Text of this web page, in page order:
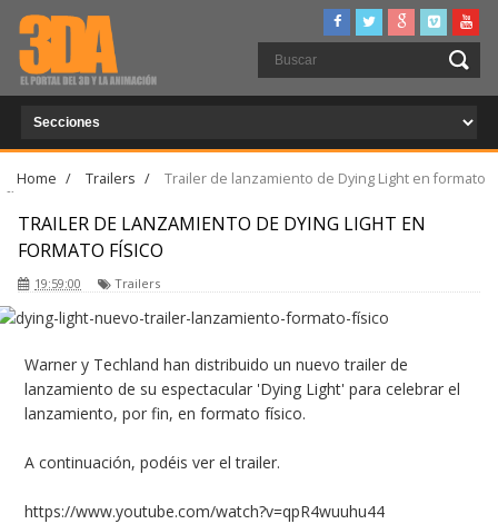
Home / Trailers /
Trailer de lanzamiento de Dying Light en formato
físico
TRAILER DE LANZAMIENTO DE DYING LIGHT EN
FORMATO FÍSICO
19:59:00 Trailers
Warner y Techland han distribuido un nuevo trailer de
lanzamiento de su espectacular 'Dying Light' para celebrar el
lanzamiento, por fin, en formato físico.
A continuación, podéis ver el trailer.
https://www.youtube.com/watch?v=qpR4wuuhu44